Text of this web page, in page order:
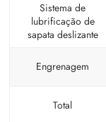
Sistema de
lubrificação de
sapata deslizante
Engrenagem
Total